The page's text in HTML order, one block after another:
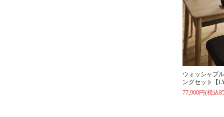
ウォッシャブ
ングセット【
77,900円(税込